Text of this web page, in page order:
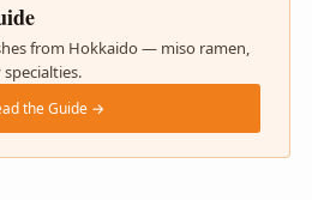
from Hokkaido — miso ramen,
the Guide →